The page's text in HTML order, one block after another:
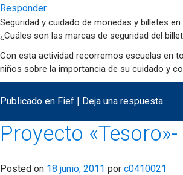
Responder
Seguridad y cuidado de monedas y billetes
¿Cuáles son las marcas de seguridad del
Con esta actividad recorremos escuelas en
niños sobre la importancia de su cuidado y
Publicado en Fief | Deja una respuesta
Proyecto
Posted on 18 junio, 2011 por c0410021